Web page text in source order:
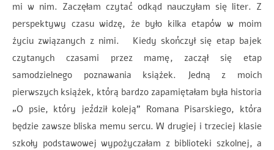
mi w nim. Zaczęłam czytać odkąd nauczyłam się liter. Z
perspektywy czasu widzę, że było kilka etapów w moim
życiu związanych z nimi. Kiedy skończył się etap bajek
czytanych czasami przez mamę, zaczął się etap
samodzielnego poznawania książek. Jedną z moich
pierwszych książek, którą bardzo zapamiętałam była historia
„O psie, który jeździł koleją” Romana Pisarskiego, która
będzie zawsze bliska memu sercu. W drugiej i trzeciej klasie
szkoły podstawowej wypożyczałam z biblioteki szkolnej, a